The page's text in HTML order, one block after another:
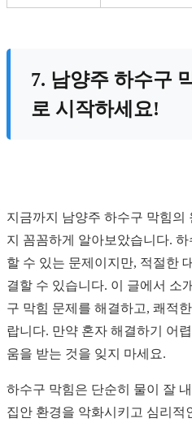
7. 남양주 하수구
로 시작하세요!
지금까지 남양주 하수구 막힘의
지 꼼꼼하게 알아보았습니다.
할 수 있는 문제이지만, 적절한
결할 수 있습니다. 이 글에서 소
구 막힘 문제를 해결하고, 쾌적
랍니다. 만약 혼자 해결하기 어
움을 받는 것을 잊지 마세요.
하수구 막힘은 단순히 물이 잘
집안 환경을 악화시키고 심리적